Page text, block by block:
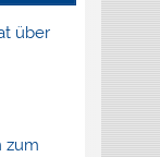
über
zum